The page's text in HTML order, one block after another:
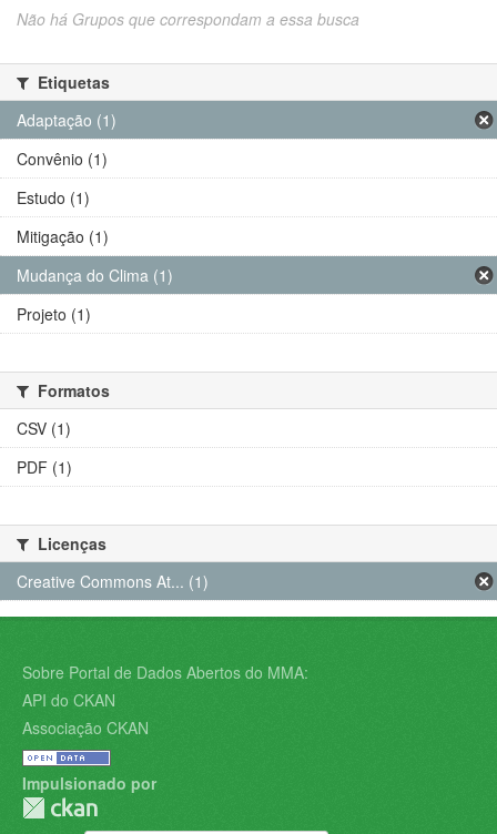
Não há Grupos que correspondam a essa busca
Etiquetas
Adaptação (1)
Convênio (1)
Estudo (1)
Mitigação (1)
Mudança do Clima (1)
Projeto (1)
Formatos
CSV (1)
PDF (1)
Licenças
Creative Commons At... (1)
Sobre Portal de Dados Abertos do MMA:
API do CKAN
Associação CKAN
Impulsionado por